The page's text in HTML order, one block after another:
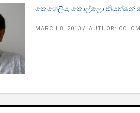
කෙහෙලිය, කොල්ලෝ කියන්නේ
MARCH 8, 2013 AUTHOR: